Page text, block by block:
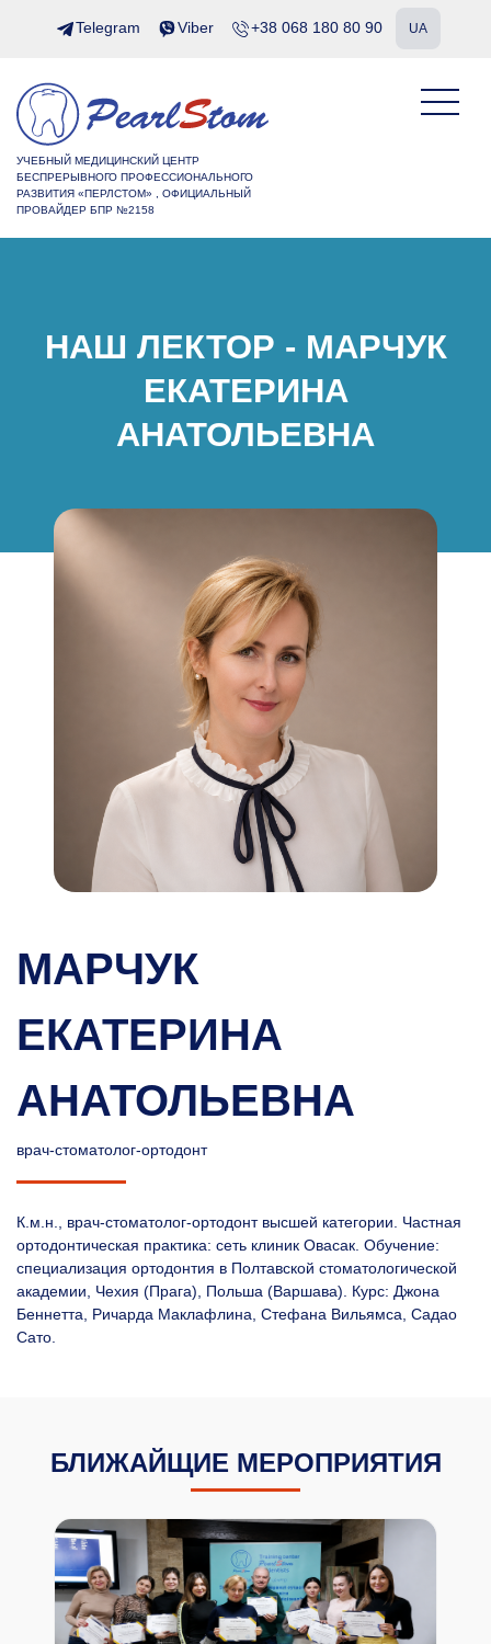
Telegram Viber +38 068 180 80 90 UA
УЧЕБНЫЙ МЕДИЦИНСКИЙ ЦЕНТР
БЕСПРЕРЫВНОГО ПРОФЕССИОНАЛЬНОГО
РАЗВИТИЯ «ПЕРЛСТОМ» , ОФИЦИАЛЬНЫЙ
ПРОВАЙДЕР БПР №2158
НАШ ЛЕКТОР - МАРЧУК
ЕКАТЕРИНА
АНАТОЛЬЕВНА
МАРЧУК
ЕКАТЕРИНА
АНАТОЛЬЕВНА
врач-стоматолог-ортодонт
К.м.н., врач-стоматолог-ортодонт высшей категории. Частная
ортодонтическая практика: сеть клиник Овасак. Обучение:
специализация ортодонтия в Полтавской стоматологической
академии, Чехия (Прага), Польша (Варшава). Курс: Джона
Беннетта, Ричарда Маклафлина, Стефана Вильямса, Садао
Сато.
БЛИЖАЙЩИЕ МЕРОПРИЯТИЯ